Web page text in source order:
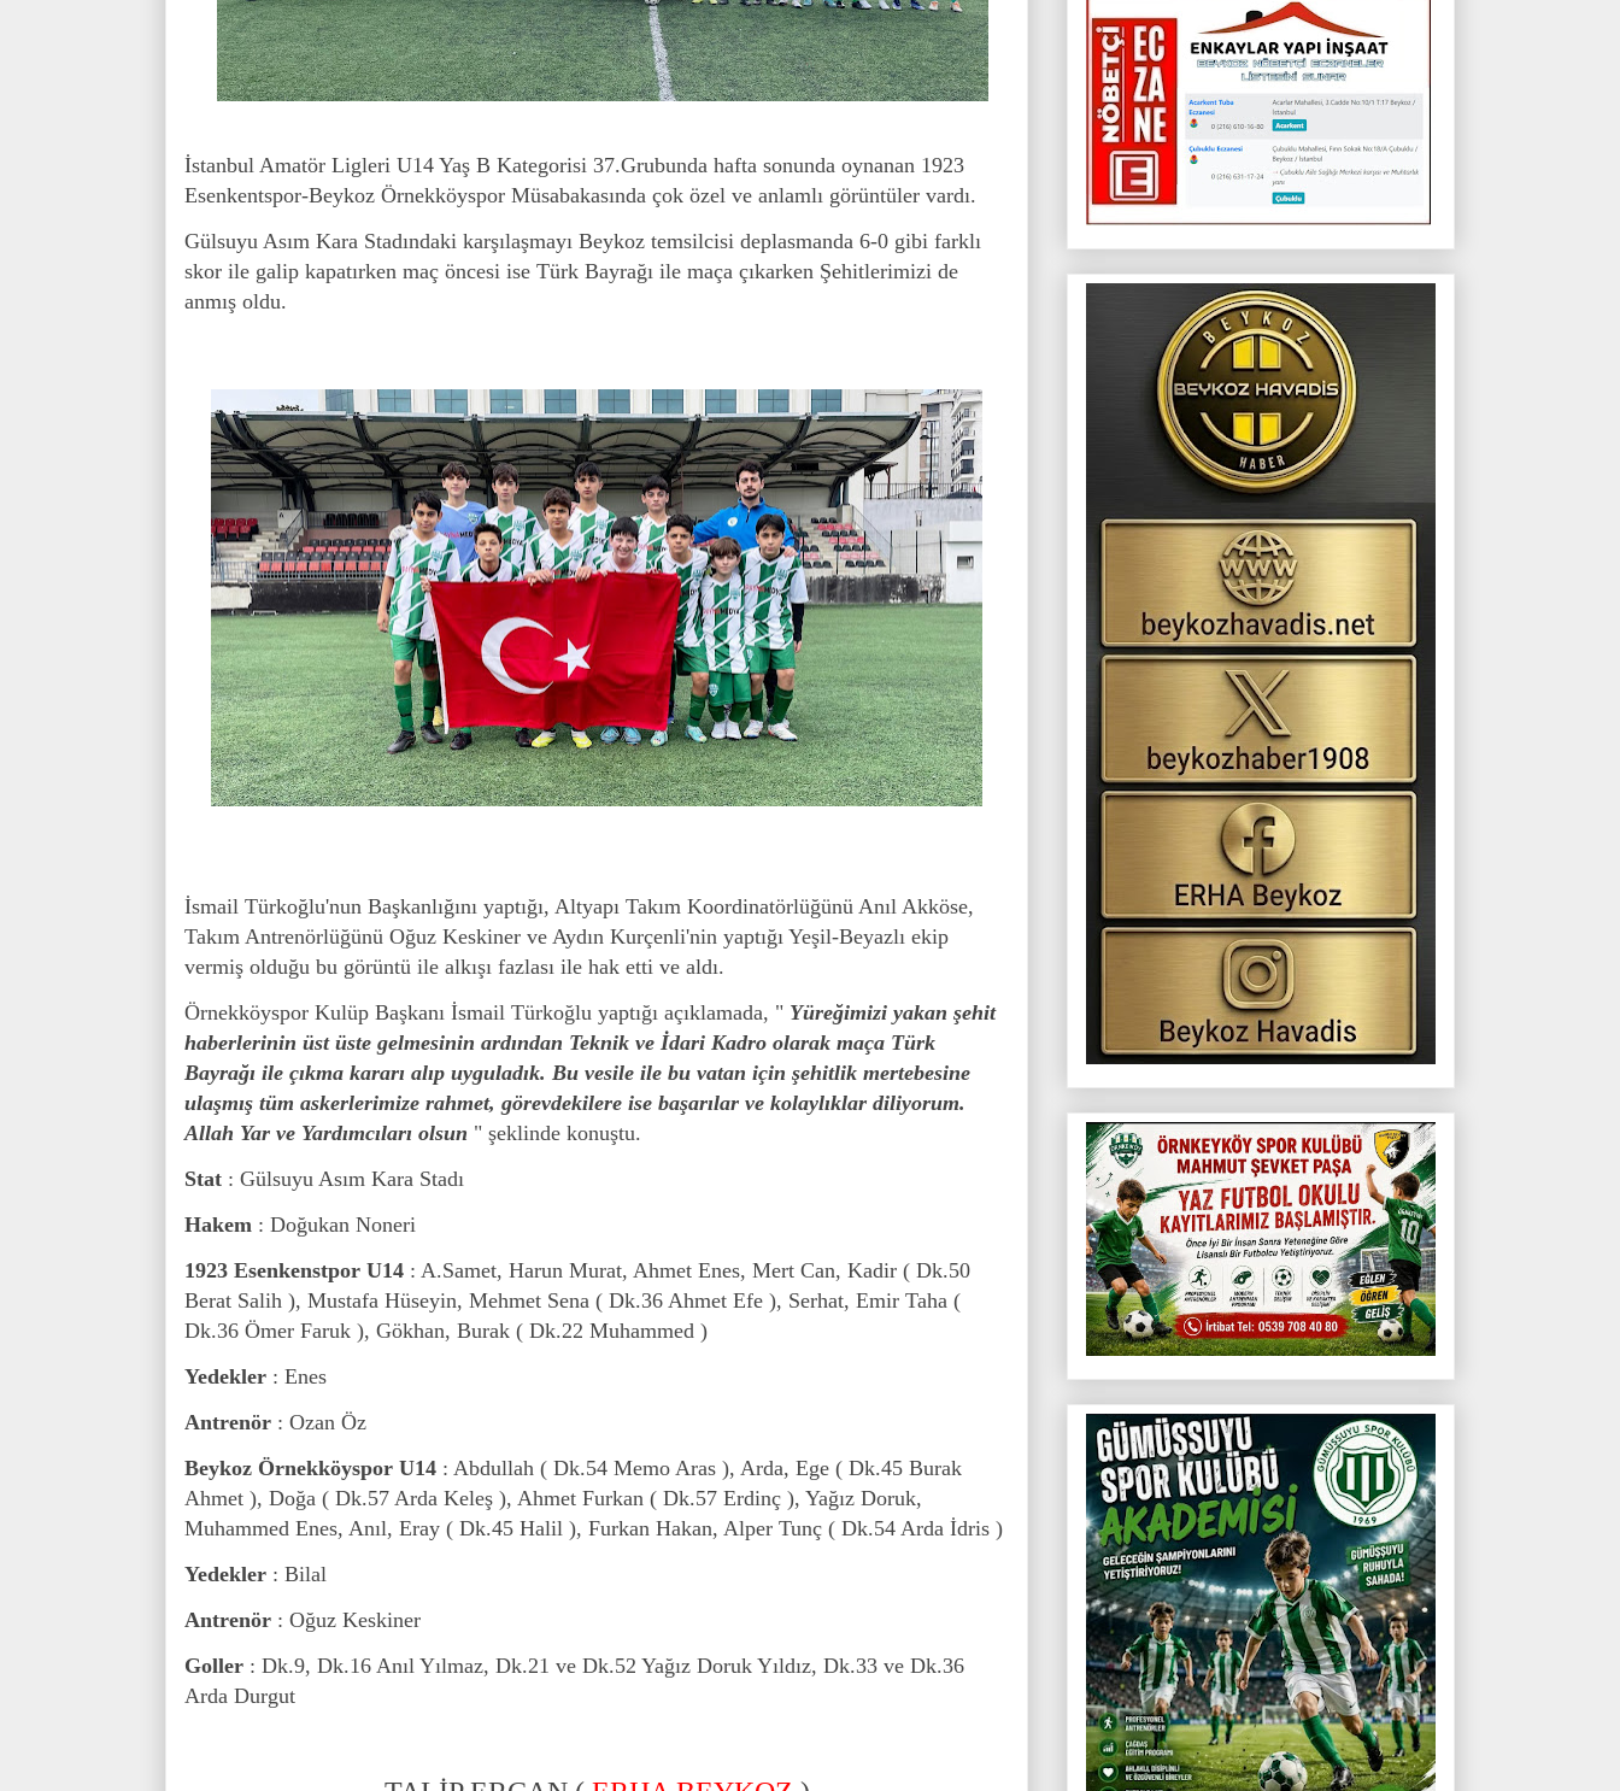
İstanbul Amatör Ligleri U14 Yaş B Kategorisi 37.Grubunda hafta sonunda oynanan 1923
Esenkentspor-Beykoz Örnekköyspor Müsabakasında çok özel ve anlamlı görüntüler vardı.
Gülsuyu Asım Kara Stadındaki karşılaşmayı Beykoz temsilcisi deplasmanda 6-0 gibi farklı
skor ile galip kapatırken maç öncesi ise Türk Bayrağı ile maça çıkarken Şehitlerimizi de
anmış oldu.
İsmail Türkoğlu'nun Başkanlığını yaptığı, Altyapı Takım Koordinatörlüğünü Anıl Akköse,
Takım Antrenörlüğünü Oğuz Keskiner ve Aydın Kurçenli'nin yaptığı Yeşil-Beyazlı ekip
vermiş olduğu bu görüntü ile alkışı fazlası ile hak etti ve aldı.
Örnekköyspor Kulüp Başkanı İsmail Türkoğlu yaptığı açıklamada, " Yüreğimizi yakan şehit
haberlerinin üst üste gelmesinin ardından Teknik ve İdari Kadro olarak maça Türk
Bayrağı ile çıkma kararı alıp uyguladık. Bu vesile ile bu vatan için şehitlik mertebesine
ulaşmış tüm askerlerimize rahmet, görevdekilere ise başarılar ve kolaylıklar diliyorum.
Allah Yar ve Yardımcıları olsun " şeklinde konuştu.
Stat : Gülsuyu Asım Kara Stadı
Hakem : Doğukan Noneri
1923 Esenkenstpor U14 : A.Samet, Harun Murat, Ahmet Enes, Mert Can, Kadir ( Dk.50
Berat Salih ), Mustafa Hüseyin, Mehmet Sena ( Dk.36 Ahmet Efe ), Serhat, Emir Taha (
Dk.36 Ömer Faruk ), Gökhan, Burak ( Dk.22 Muhammed )
Yedekler : Enes
Antrenör : Ozan Öz
Beykoz Örnekköyspor U14 : Abdullah ( Dk.54 Memo Aras ), Arda, Ege ( Dk.45 Burak
Ahmet ), Doğa ( Dk.57 Arda Keleş ), Ahmet Furkan ( Dk.57 Erdinç ), Yağız Doruk,
Muhammed Enes, Anıl, Eray ( Dk.45 Halil ), Furkan Hakan, Alper Tunç ( Dk.54 Arda İdris )
Yedekler : Bilal
Antrenör : Oğuz Keskiner
Goller : Dk.9, Dk.16 Anıl Yılmaz, Dk.21 ve Dk.52 Yağız Doruk Yıldız, Dk.33 ve Dk.36
Arda Durgut